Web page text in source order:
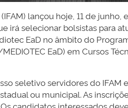
lançou hoje, 11 de junho,
irá selecionar bolsistas para
EaD no âmbito do
EaD) em Cursos
seletivo servidores do IFAM
ou municipal. As